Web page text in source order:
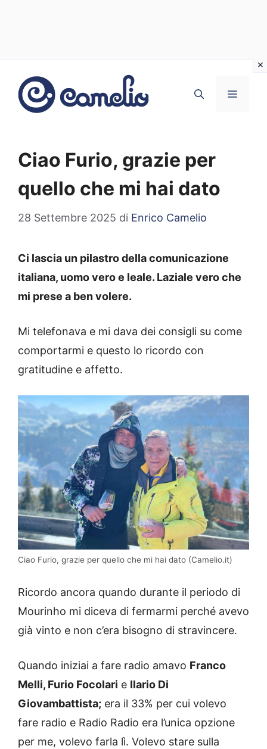
contenuto
MENU
Ciao Furio, grazie per
quello che mi hai dato
28 Settembre 2025 di Enrico Camelio
Ci lascia un pilastro della comunicazione
italiana, uomo vero e leale. Laziale vero che
mi prese a ben volere.
Mi telefonava e mi dava dei consigli su come
comportarmi e questo lo ricordo con
gratitudine e affetto.
Ciao Furio, grazie per quello che mi hai dato (Camelio.it)
Ricordo ancora quando durante il periodo di
Mourinho mi diceva di fermarmi perché avevo
già vinto e non c’era bisogno di stravincere.
Quando iniziai a fare radio amavo Franco
Melli, Furio Focolari e Ilario Di
Giovambattista; era il 33% per cui volevo
fare radio e Radio Radio era l’unica opzione
per me, volevo farla lì. Volevo stare sulla